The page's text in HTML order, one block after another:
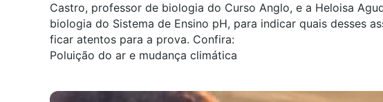
Castro, professor de biologia do Curso Anglo, e a Heloisa
biologia do Sistema de Ensino pH, para indicar quais desses
ficar atentos para a prova. Confira:
Poluição do ar e mudança climática